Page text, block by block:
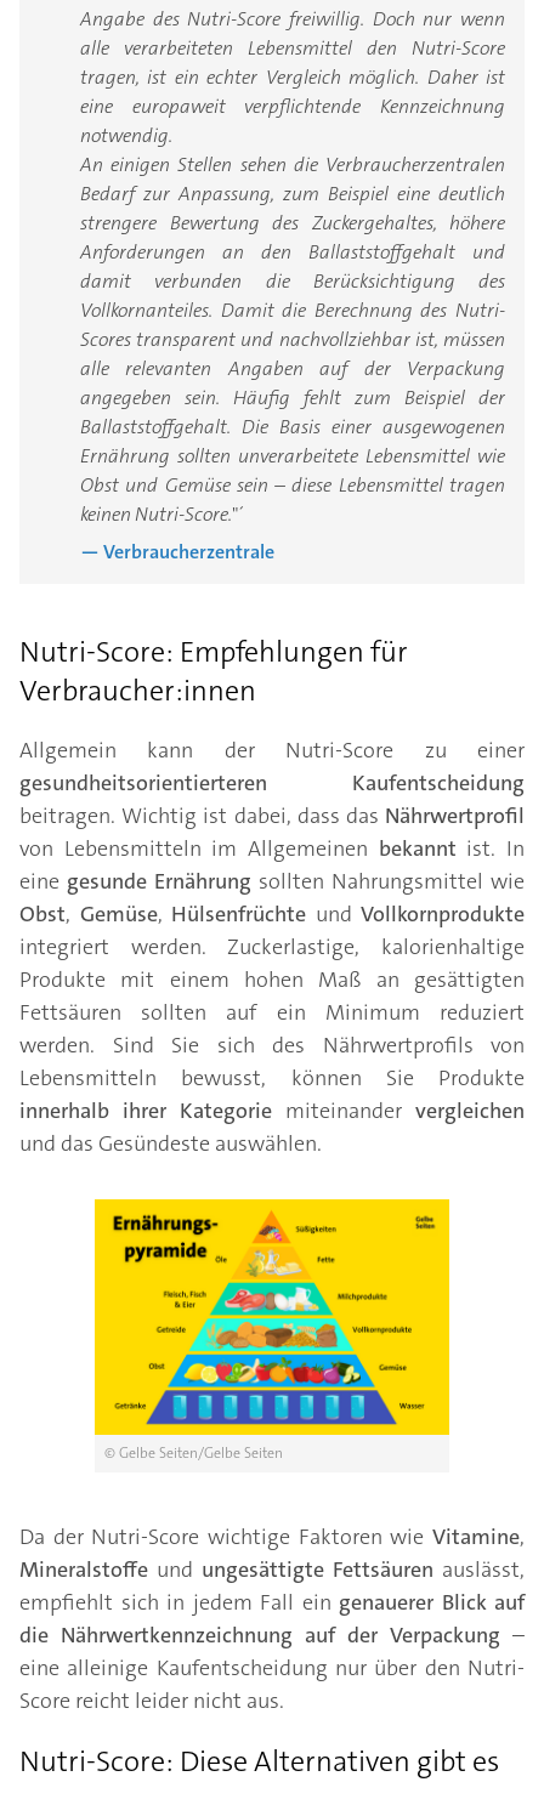
Angabe des Nutri-Score freiwillig. Doch nur wenn
alle verarbeiteten Lebensmittel den Nutri-Score
tragen, ist ein echter Vergleich möglich. Daher ist
eine europaweit verpflichtende Kennzeichnung
notwendig.
An einigen Stellen sehen die Verbraucherzentralen
Bedarf zur Anpassung, zum Beispiel eine deutlich
strengere Bewertung des Zuckergehaltes, höhere
Anforderungen an den Ballaststoffgehalt und
damit verbunden die Berücksichtigung des
Vollkornanteiles. Damit die Berechnung des Nutri-
Scores transparent und nachvollziehbar ist, müssen
alle relevanten Angaben auf der Verpackung
angegeben sein. Häufig fehlt zum Beispiel der
Ballaststoffgehalt. Die Basis einer ausgewogenen
Ernährung sollten unverarbeitete Lebensmittel wie
Obst und Gemüse sein – diese Lebensmittel tragen
keinen Nutri-Score."´
— Verbraucherzentrale
Nutri-Score: Empfehlungen für
Verbraucher:innen
Allgemein kann der Nutri-Score zu einer
gesundheitsorientierteren Kaufentscheidung
beitragen. Wichtig ist dabei, dass das Nährwertprofil
von Lebensmitteln im Allgemeinen bekannt ist. In
eine gesunde Ernährung sollten Nahrungsmittel wie
Obst, Gemüse, Hülsenfrüchte und Vollkornprodukte
integriert werden. Zuckerlastige, kalorienhaltige
Produkte mit einem hohen Maß an gesättigten
Fettsäuren sollten auf ein Minimum reduziert
werden. Sind Sie sich des Nährwertprofils von
Lebensmitteln bewusst, können Sie Produkte
innerhalb ihrer Kategorie miteinander vergleichen
und das Gesündeste auswählen.
© Gelbe Seiten/Gelbe Seiten
Da der Nutri-Score wichtige Faktoren wie Vitamine,
Mineralstoffe und ungesättigte Fettsäuren auslässt,
empfiehlt sich in jedem Fall ein genauerer Blick auf
die Nährwertkennzeichnung auf der Verpackung –
eine alleinige Kaufentscheidung nur über den Nutri-
Score reicht leider nicht aus.
Nutri-Score: Diese Alternativen gibt es